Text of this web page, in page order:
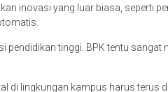
inovasi yang luar biasa, seperti
pendidikan tinggi. BPK tentu
di lingkungan kampus harus terus